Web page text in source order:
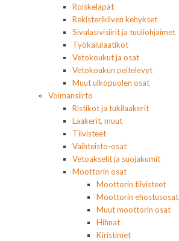
Roiskeläpät
Rekisterikilven kehykset
Sivulasivisiirit ja tuuliohjaimet
Työkalulaatikot
Vetokoukut ja osat
Vetokoukun peitelevyt
Muut ulkopuolen osat
Voimansiirto
Ristikot ja tukilaakerit
Laakerit, muut
Tiivisteet
Vaihteisto-osat
Vetoakselit ja suojakumit
Moottorin osat
Moottorin tiivisteet
Moottorin ehostusosat
Muut moottorin osat
Hihnat
Kiristimet